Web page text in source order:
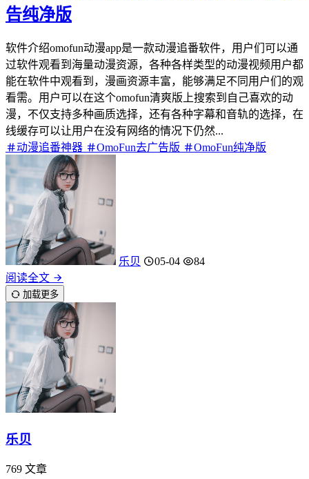
告纯净版
软件介绍omofun动漫app是一款动漫追番软件，用户们可以通
过软件观看到海量动漫资源，各种各样类型的动漫视频用户都
能在软件中观看到，漫画资源丰富，能够满足不同用户们的观
看需。用户可以在这个omofun清爽版上搜索到自己喜欢的动
漫，不仅支持多种画质选择，还有各种字幕和音轨的选择，在
线缓存可以让用户在没有网络的情况下仍然...
动漫追番神器
OmoFun去广告版 OmoFun纯净版
乐贝 05-04
84
阅读全文
加载更多
乐贝
769 文章